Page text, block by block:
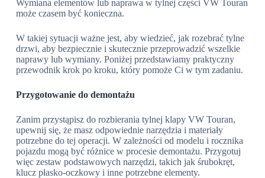
Wymiana elementów lub naprawa w tylnej części VW Touran
może czasem być konieczna.
W takiej sytuacji ważne jest, aby wiedzieć, jak rozebrać tylne
drzwi, aby bezpiecznie i skutecznie przeprowadzić wszelkie
naprawy lub wymiany. Poniżej przedstawiamy praktyczny
przewodnik krok po kroku, który pomoże Ci w tym zadaniu.
Przygotowanie do demontażu
Zanim przystąpisz do rozbierania tylnej klapy VW Touran,
upewnij się, że masz odpowiednie narzędzia i materiały
potrzebne do tej operacji. W zależności od modelu i rocznika
pojazdu mogą być różnice w procesie demontażu. Przygotuj
więc zestaw podstawowych narzędzi, takich jak śrubokręt,
klucz płasko-oczkowy i inne potrzebne elementy.